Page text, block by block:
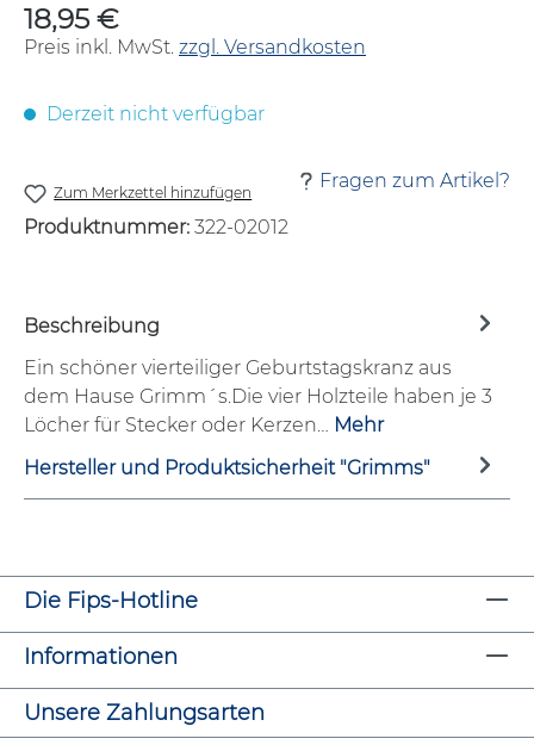
Regulärer Preis:
18,95 €
Preis inkl. MwSt. zzgl. Versandkosten
Derzeit nicht verfügbar
Zum Merkzettel hinzufügen
Fragen zum Artikel?
Produktnummer: 322-02012
Beschreibung
Ein schöner vierteiliger Geburtstagskranz aus
dem Hause Grimm´s.Die vier Holzteile haben je 3
Löcher für Stecker oder Kerzen… Mehr
Hersteller und Produktsicherheit "Grimms"
Die Fips-Hotline
Informationen
Unsere Zahlungsarten